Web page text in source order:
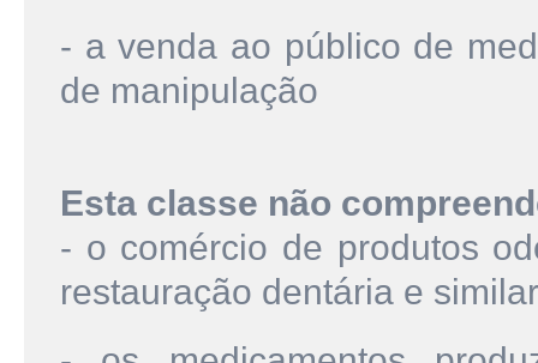
- a venda ao público de
de manipulação
Esta classe não
- o comércio de produtos
restauração dentária e